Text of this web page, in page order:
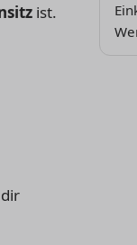
ist.